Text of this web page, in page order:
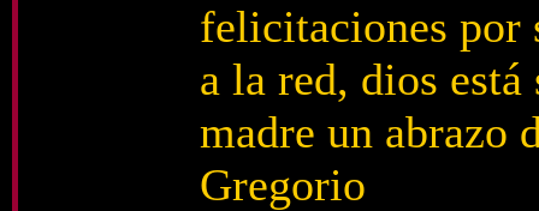
felicitaciones por
a la red, dios
madre un abrazo
Gregorio